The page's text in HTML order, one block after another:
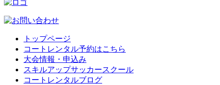
トップページ
コートレンタル予約はこちら
大会情報・申込み
スキルアップサッカースクール
コートレンタルブログ